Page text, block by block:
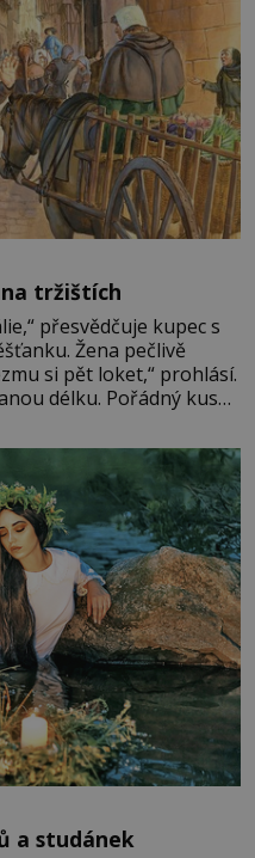
tržištích
přesvědčuje kupec s
Žena pečlivě
si pět loket,“ prohlásí.
délku. Pořádný kus
zhodnotí švadlena
vás, podívejte.“
a studánek